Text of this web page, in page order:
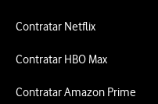
Contratar Netflix
Contratar HBO Max
Contratar Amazon Prime